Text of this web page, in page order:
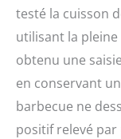
testé la cuisson
utilisant la pleine
obtenu une
en conservant
barbecue ne
positif relevé